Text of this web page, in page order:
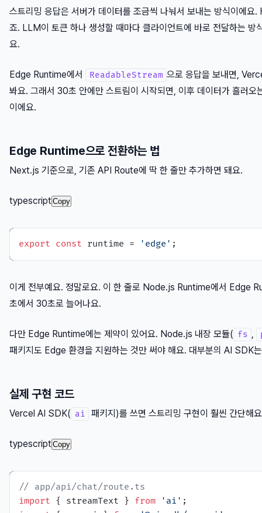
스트리밍 응답은 서버가 데이터를 조금씩 나눠서 보내는 방식이
죠. LLM이 토큰 하나 생성할 때마다 클라이언트에 바로 전달하는 방
요.
Edge Runtime에서 ReadableStream 으로 응답을 보내면,
봐요. 그래서 30초 안에만 스트림이 시작되면, 이후 데이터가 흘러오
이에요.
Edge Runtime으로 전환하는 법
Next.js 기준으로, 기존 API Route에 딱 한 줄만 추가하면 돼요.
typescriptCopy
export const runtime = 'edge'
이게 전부예요. 정말로요. 이 한 줄로 Node.js Runtime에서 Edge
초에서 30초로 늘어나요.
다만 Edge Runtime에는 제약이 있어요. Node.js 내장 모듈( fs ,
패키지도 Edge 환경을 지원하는 것만 써야 해요. 대부분의 AI SDK
실제 구현 코드
Vercel AI SDK( ai 패키지)를 쓰면 스트리밍 구현이 훨씬 간단해
typescriptCopy
// app/api/chat/route.ts
import { streamText } from 'ai'